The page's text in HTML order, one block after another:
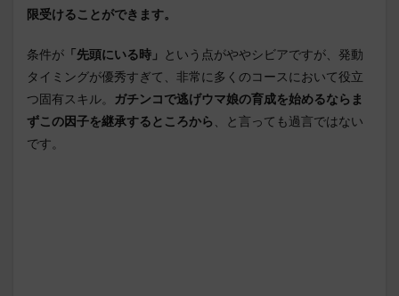
限受けることができます。
条件が 「先頭にいる時」 という点がややシビアですが、発動
タイミングが優秀すぎて、非常に多くのコースにおいて役立
つ固有スキル。
ガチンコで逃げウマ娘の育成を始めるならま
ずこの因子を継承するところから
、と言っても過言ではない
です。